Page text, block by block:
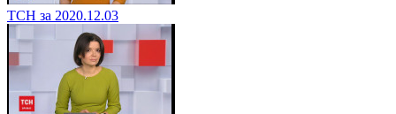
ТСН за 2020.12.03